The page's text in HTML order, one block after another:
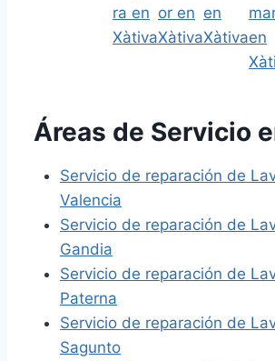
Áreas de Servicio
Servicio de reparación de
Valencia
Servicio de reparación de
Gandia
Servicio de reparación de
Paterna
Servicio de reparación de
Sagunto